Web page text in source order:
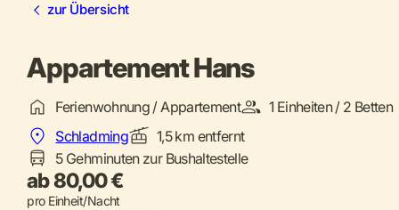
zur Übersicht
Appartement Hans
Ferienwohnung / Appartement
1 Einheiten / 2 Betten
Schladming
1,5 km entfernt
5 Gehminuten zur Bushaltestelle
ab 80,00 €
pro Einheit/Nacht